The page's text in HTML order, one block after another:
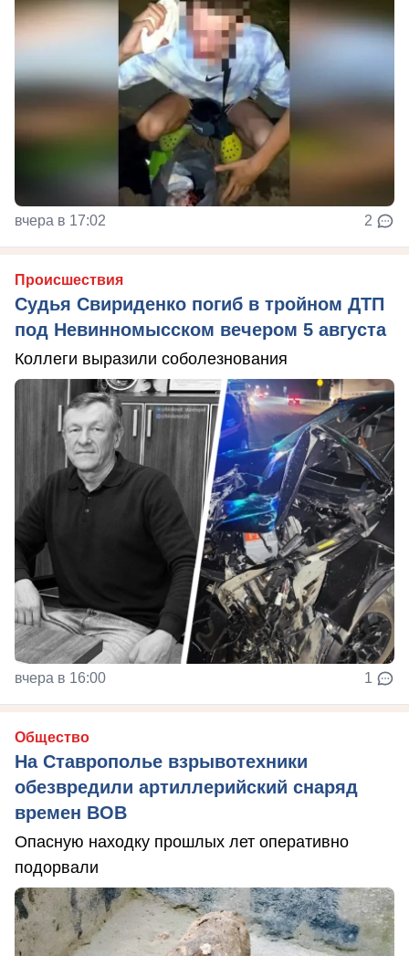
вчера в 17:02 2
Происшествия
Судья Свириденко погиб в тройном ДТП
под Невинномысском вечером 5 августа
Коллеги выразили соболезнования
вчера в 16:00 1
Общество
На Ставрополье взрывотехники
обезвредили артиллерийский снаряд
времен ВОВ
Опасную находку прошлых лет оперативно
подорвали